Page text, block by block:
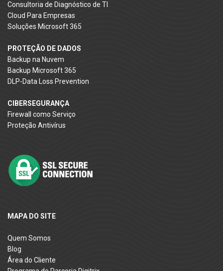
Consultoria de Diagnóstico de TI
Cloud Para Empresas
Soluções Microsoft 365
PROTEÇÃO DE DADOS
Backup na Nuvem
Backup Microsoft 365
DLP-Data Loss Prevention
CIBERSEGURANÇA
Firewall como Serviço
Proteção Antivírus
MAPA DO SITE
Quem Somos
Blog
Área do Cliente